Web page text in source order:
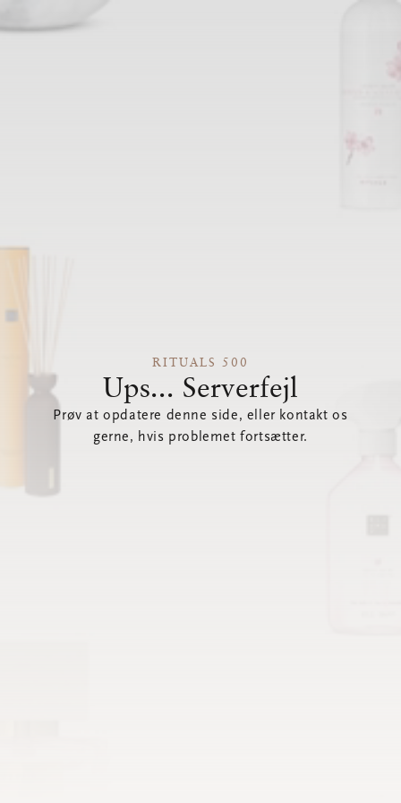
RITUALS 500
Ups... Serverfejl
Prøv at opdatere denne side, eller kontakt os
gerne, hvis problemet fortsætter.